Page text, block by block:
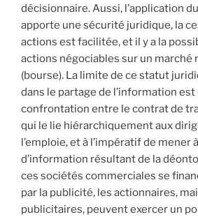
décisionnaire. Aussi, l’application
apporte une sécurité juridique, la
actions est facilitée, et il y a la
actions négociables sur un marché
(bourse). La limite de ce statut
dans le partage de l’information est
confrontation entre le contrat de
qui le lie hiérarchiquement aux
l’emploie, et à l’impératif de mener
d’information résultant de la
ces sociétés commerciales se
par la publicité, les actionnaires,
publicitaires, peuvent exercer un